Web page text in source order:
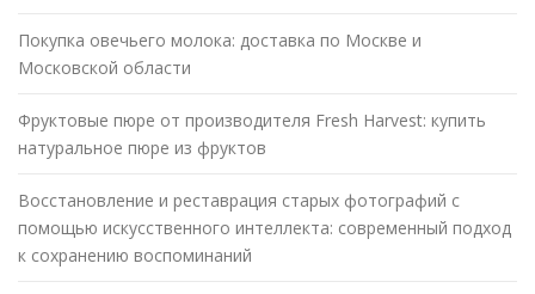
Покупка овечьего молока: доставка по Москве и
Московской области
Фруктовые пюре от производителя Fresh Harvest: купить
натуральное пюре из фруктов
Восстановление и реставрация старых фотографий с
помощью искусственного интеллекта: современный подход
к сохранению воспоминаний